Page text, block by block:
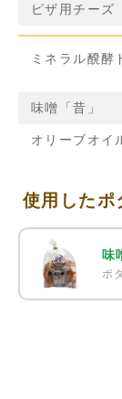
ピザ用チーズ
ミネラル醗酵
味噌「昔」
オリーブオイ
使用したポ
味
ポ